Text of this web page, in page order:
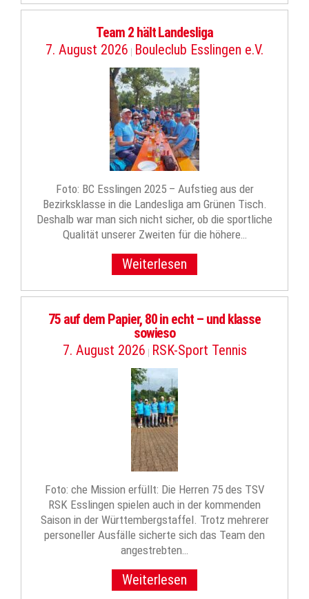
Team 2 hält Landesliga
7. August 2026 | Bouleclub Esslingen e.V.
Foto: BC Esslingen 2025 – Aufstieg aus der
Bezirksklasse in die Landesliga am Grünen Tisch.
Deshalb war man sich nicht sicher, ob die sportliche
Qualität unserer Zweiten für die höhere…
Weiterlesen
75 auf dem Papier, 80 in echt – und klasse
sowieso
7. August 2026 | RSK-Sport Tennis
Foto: che Mission erfüllt: Die Herren 75 des TSV
RSK Esslingen spielen auch in der kommenden
Saison in der Württembergstaffel. Trotz mehrerer
personeller Ausfälle sicherte sich das Team den
angestrebten…
Weiterlesen